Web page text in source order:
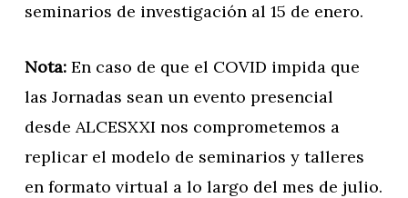
seminarios de investigación al 15 de enero.
Nota:En caso de que el COVID impida que
las Jornadas sean un evento presencial
desde ALCESXXI nos comprometemos a
replicar el modelo de seminarios y talleres
en formato virtual a lo largo del mes de julio.